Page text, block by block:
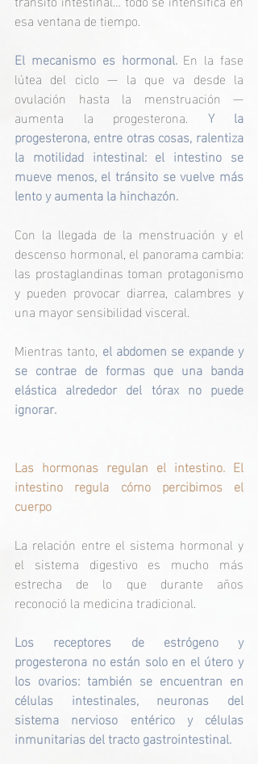
esa ventana de tiempo.
El mecanismo es hormonal. En la fase
lútea del ciclo — la que va desde la
ovulación hasta la menstruación —
aumenta la progesterona. Y la
progesterona, entre otras cosas, ralentiza
la motilidad intestinal: el intestino se
mueve menos, el tránsito se vuelve más
lento y aumenta la hinchazón.
Con la llegada de la menstruación y el
descenso hormonal, el panorama cambia:
las prostaglandinas toman protagonismo
y pueden provocar diarrea, calambres y
una mayor sensibilidad visceral.
Mientras tanto, el abdomen se expande y
se contrae de formas que una banda
elástica alrededor del tórax no puede
ignorar.
Las hormonas regulan el intestino. El
intestino regula cómo percibimos el
cuerpo
La relación entre el sistema hormonal y
el sistema digestivo es mucho más
estrecha de lo que durante años
reconoció la medicina tradicional.
Los receptores de estrógeno y
progesterona no están solo en el útero y
los ovarios: también se encuentran en
células intestinales, neuronas del
sistema nervioso entérico y células
inmunitarias del tracto gastrointestinal.